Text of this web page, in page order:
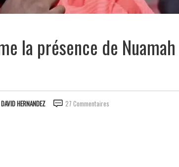
la présence de Nuamah
DAVID HERNANDEZ 27 Commentaires